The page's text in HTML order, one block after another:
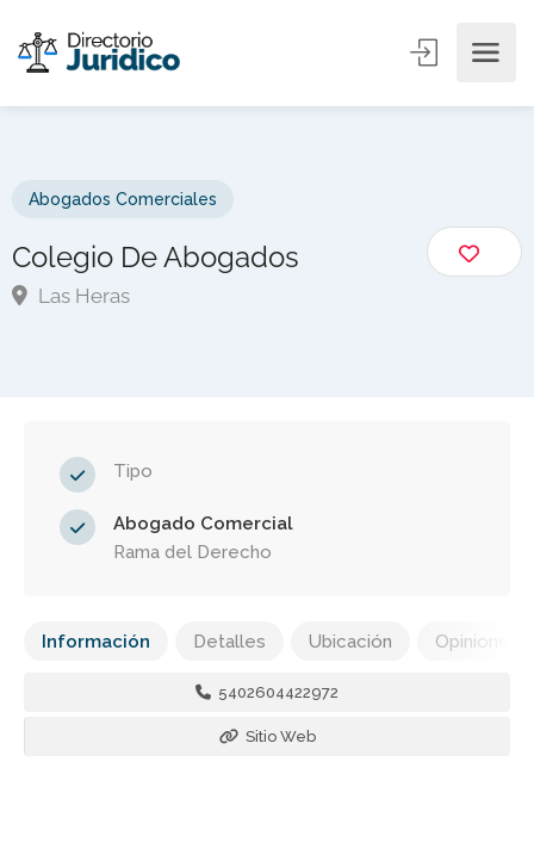
Abogados Comerciales
Colegio De Abogados
Las Heras
Tipo
Abogado Comercial
Rama del Derecho
Información Detalles Ubicación Opiniones
5402604422972
Sitio Web